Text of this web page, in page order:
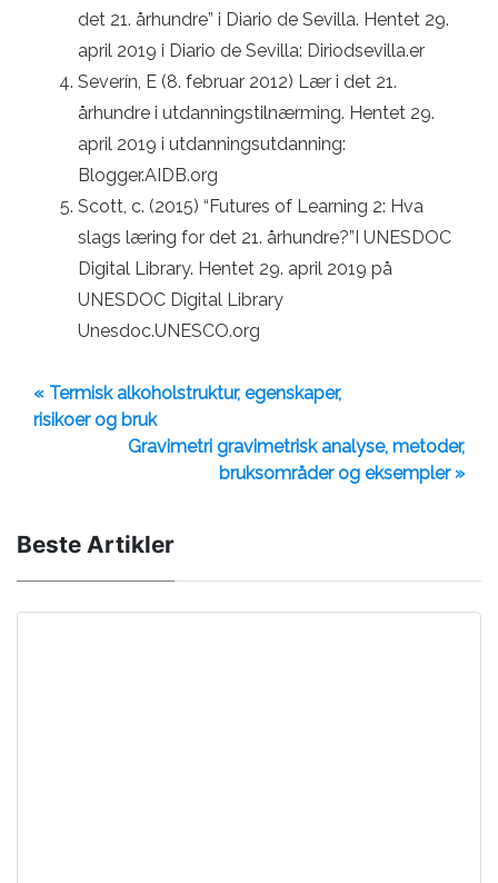
det 21. århundre” i Diario de Sevilla. Hentet 29.
april 2019 i Diario de Sevilla: Diriodsevilla.er
Severín, E (8. februar 2012) Lær i det 21.
århundre i utdanningstilnærming. Hentet 29.
april 2019 i utdanningsutdanning:
Blogger.AIDB.org
Scott, c. (2015) “Futures of Learning 2: Hva
slags læring for det 21. århundre?”I UNESDOC
Digital Library. Hentet 29. april 2019 på
UNESDOC Digital Library
Unesdoc.UNESCO.org
« Termisk alkoholstruktur, egenskaper,
risikoer og bruk
Gravimetri gravimetrisk analyse, metoder,
bruksområder og eksempler »
Beste Artikler